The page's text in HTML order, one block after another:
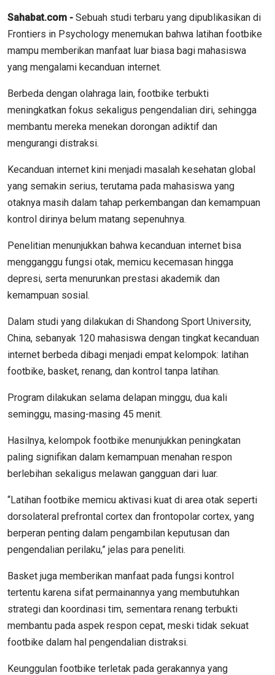
Sahabat.com - Sebuah studi terbaru yang dipublikasikan di
Frontiers in Psychology menemukan bahwa latihan footbike
mampu memberikan manfaat luar biasa bagi mahasiswa
yang mengalami kecanduan internet.
Berbeda dengan olahraga lain, footbike terbukti
meningkatkan fokus sekaligus pengendalian diri, sehingga
membantu mereka menekan dorongan adiktif dan
mengurangi distraksi.
Kecanduan internet kini menjadi masalah kesehatan global
yang semakin serius, terutama pada mahasiswa yang
otaknya masih dalam tahap perkembangan dan kemampuan
kontrol dirinya belum matang sepenuhnya.
Penelitian menunjukkan bahwa kecanduan internet bisa
mengganggu fungsi otak, memicu kecemasan hingga
depresi, serta menurunkan prestasi akademik dan
kemampuan sosial.
Dalam studi yang dilakukan di Shandong Sport University,
China, sebanyak 120 mahasiswa dengan tingkat kecanduan
internet berbeda dibagi menjadi empat kelompok: latihan
footbike, basket, renang, dan kontrol tanpa latihan.
Program dilakukan selama delapan minggu, dua kali
seminggu, masing-masing 45 menit.
Hasilnya, kelompok footbike menunjukkan peningkatan
paling signifikan dalam kemampuan menahan respon
berlebihan sekaligus melawan gangguan dari luar.
“Latihan footbike memicu aktivasi kuat di area otak seperti
dorsolateral prefrontal cortex dan frontopolar cortex, yang
berperan penting dalam pengambilan keputusan dan
pengendalian perilaku,” jelas para peneliti.
Basket juga memberikan manfaat pada fungsi kontrol
tertentu karena sifat permainannya yang membutuhkan
strategi dan koordinasi tim, sementara renang terbukti
membantu pada aspek respon cepat, meski tidak sekuat
footbike dalam hal pengendalian distraksi.
Keunggulan footbike terletak pada gerakannya yang